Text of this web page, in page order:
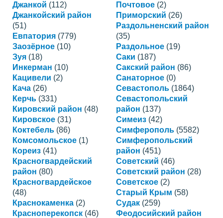
Джанкой (112)
Джанкойский район
(51)
Евпатория (779)
Заозёрное (10)
Зуя (18)
Инкерман (10)
Кацивели (2)
Кача (26)
Керчь (331)
Кировский район (48)
Кировское (31)
Коктебель (86)
Комсомольское (1)
Кореиз (41)
Красногвардейский
район (80)
Красногвардейское
(48)
Краснокаменка (2)
Красноперекопск (46)
Почтовое (2)
Приморский (26)
Раздольненский район
(35)
Раздольное (19)
Саки (187)
Сакский район (86)
Санаторное (0)
Севастополь (1864)
Севастопольский
район (137)
Симеиз (42)
Симферополь (5582)
Симферопольский
район (451)
Советский (46)
Советский район (28)
Советское (2)
Старый Крым (58)
Судак (259)
Феодосийский район